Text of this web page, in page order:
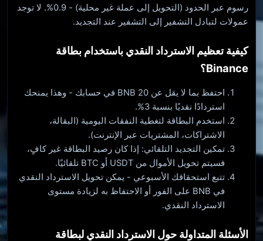
رسوم عبر الحدود (التحويل إلى عملة غير محلية) - 0.9%. لا توجد
عمولات لتبادل التشفير إلى التشفير عند التجديد.
كيفية تعظيم الاسترداد النقدي باستخدام بطاقة
Binance؟
احتفظ بما لا يقل عن 20 BNB في حسابك - وهذا يمنحك
استردادًا نقديًا بنسبة 3%.
استخدم البطاقة لتغطية النفقات اليومية (البقالة،
الاشتراكات، المشتريات عبر الإنترنت).
تمكين التجديد التلقائي: إذا كان رصيد البطاقة غير كافٍ،
فسيتم تحويل الأموال من USDT أو BTC تلقائيًا.
تتبع استحقاقك الأسبوعي - يمكن تحويل الاسترداد النقدي
في BNB على الفور أو الاحتفاظ به لزيادة مستوى
الاسترداد النقدي.
الأسئلة المتداولة حول الاسترداد النقدي لبطاقة